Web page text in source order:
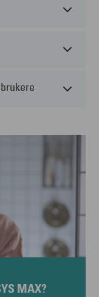
MAX?